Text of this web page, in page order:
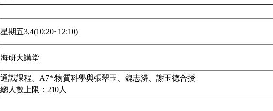
星期五3,4(10:20~12:10)
海研大講堂
通識課程。A7*:物質科學與張翠玉、魏志潾、謝玉德合授
總人數上限：210人